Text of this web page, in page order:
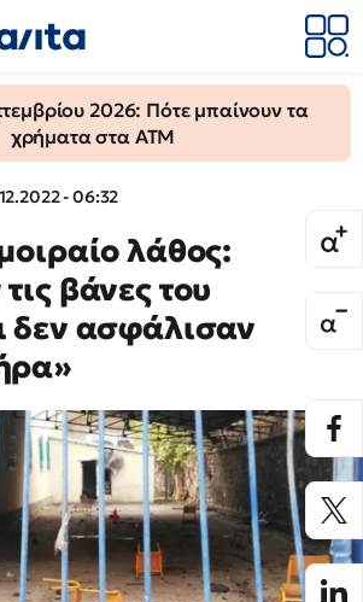
2026: Πότε μπαίνουν τα
χρήματα στα ΑΤΜ
- 06:32
λάθος:
βάνες του
δεν ασφάλισαν